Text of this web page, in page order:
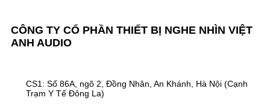
CÔNG TY CỔ PHẦN THIẾT BỊ NGHE NHÌN VIỆT
ANH AUDIO
CS1: Số 86A, ngõ 2, Đồng Nhân, An Khánh, Hà Nội (Cạnh
Trạm Y Tế Đông La)